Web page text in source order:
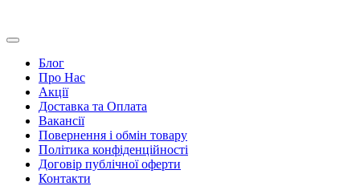
Блог
Про Нас
Акції
Доставка та Оплата
Вакансії
Повернення і обмін товару
Політика конфіденційності
Договір публічної оферти
Контакти